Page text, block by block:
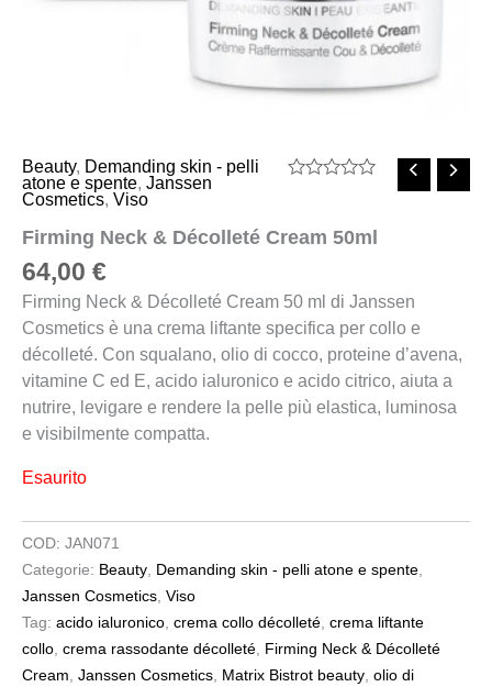
5
Beauty, Demanding skin - pelli
atone e spente, Janssen
Cosmetics, Viso
Firming Neck & Décolleté Cream 50ml
64,00 €
Firming Neck & Décolleté Cream 50 ml di Janssen
Cosmetics è una crema liftante specifica per collo e
décolleté. Con squalano, olio di cocco, proteine d’avena,
vitamine C ed E, acido ialuronico e acido citrico, aiuta a
nutrire, levigare e rendere la pelle più elastica, luminosa
e visibilmente compatta.
Esaurito
COD: JAN071
Categorie: Beauty Demanding skin - pelli atone e spente
Janssen Cosmetics Viso
Tag: acido ialuronico crema collo décolleté crema liftante
collo crema rassodante décolleté Firming Neck & Décolleté
Cream Janssen Cosmetics Matrix Bistrot beauty olio di